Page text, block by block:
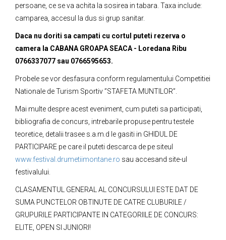
persoane, ce se va achita la sosirea in tabara. Taxa include:
camparea, accesul la dus si grup sanitar.
Daca nu doriti sa campati cu cortul puteti rezerva o
camera la CABANA GROAPA SEACA - Loredana Ribu
0766337077 sau 0766595653.
Probele se vor desfasura conform regulamentului Competitiei
Nationale de Turism Sportiv ”STAFETA MUNTILOR”.
Mai multe despre acest eveniment, cum puteti sa participati,
bibliografia de concurs, intrebarile pro­puse pentru testele
teoretice, detalii trasee s.a.m.d le gasiti in GHIDUL DE
PARTICIPARE pe care il puteti descarca de pe siteul
www.festival.drumetiimontane.ro sau accesand site-ul
festivalului.
CLASAMENTUL GENERAL AL CONCURSULUI ESTE DAT DE
SUMA PUNCTELOR OBTINUTE DE CATRE CLUBURILE /
GRUPURILE PARTICIPANTE IN CATEGORIILE DE CON­CURS:
ELITE, OPEN SI JUNIORI!